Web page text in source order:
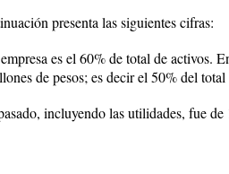
presenta las siguientes cifras:
es el 60% de total de activos.
de pesos; es decir el 50% del
incluyendo las utilidades, fue